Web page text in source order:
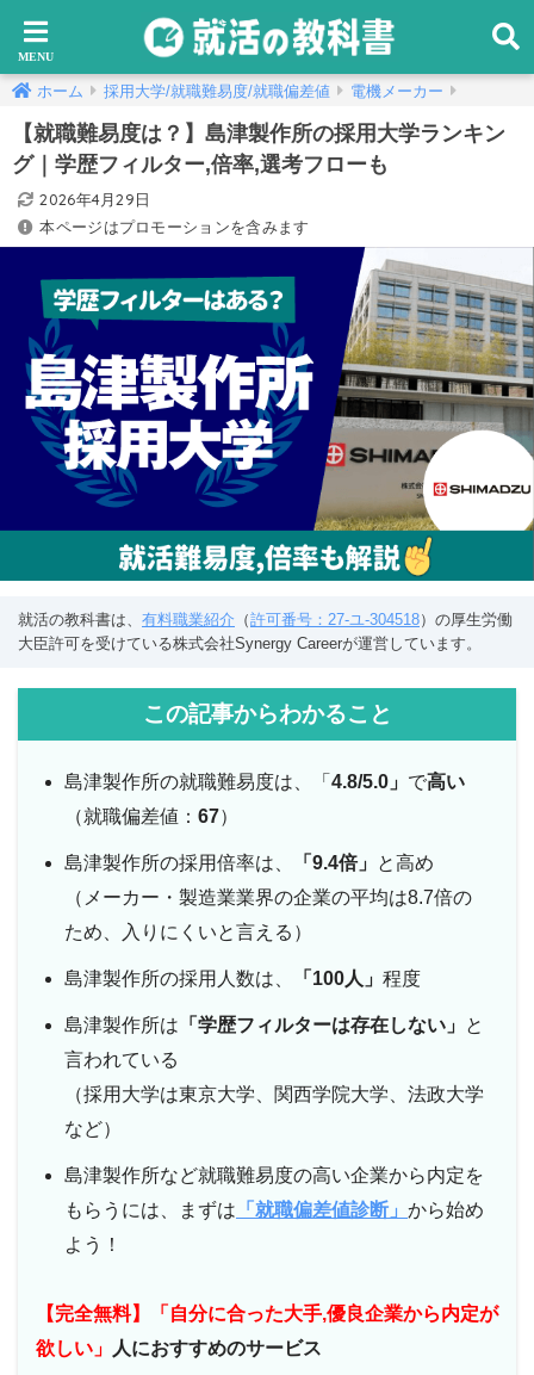
ホーム 採用大学/就職難易度/就職偏差値 電機メーカー
【就職難易度は？】島津製作所の採用大学ランキン
グ｜学歴フィルター,倍率,選考フローも
2026年4月29日
本ページはプロモーションを含みます
就活の教科書は、 有料職業紹介 （許可番号：27-ユ-304518）の厚生労働
大臣許可を受けている株式会社Synergy Careerが運営しています。
この記事からわかること
島津製作所の就職難易度は、「 4.8/5.0」 で高い
（就職偏差値： 67）
島津製作所の採用倍率は、 「9.4倍」 と高め
（メーカー・製造業業界の企業の平均は8.7倍の
ため、入りにくいと言える）
島津製作所の採用人数は、 「100人」 程度
島津製作所は 「学歴フィルターは存在しない」 と
言われている
（採用大学は東京大学、関西学院大学、法政大学
など）
島津製作所など就職難易度の高い企業から内定を
もらうには、まずは 「就職偏差値診断」 から始め
よう！
【完全無料】「自分に合った大手,優良企業から内定が
欲しい」
人におすすめのサービス